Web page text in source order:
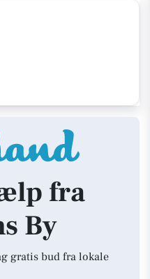
fra
By
gratis bud fra lokale